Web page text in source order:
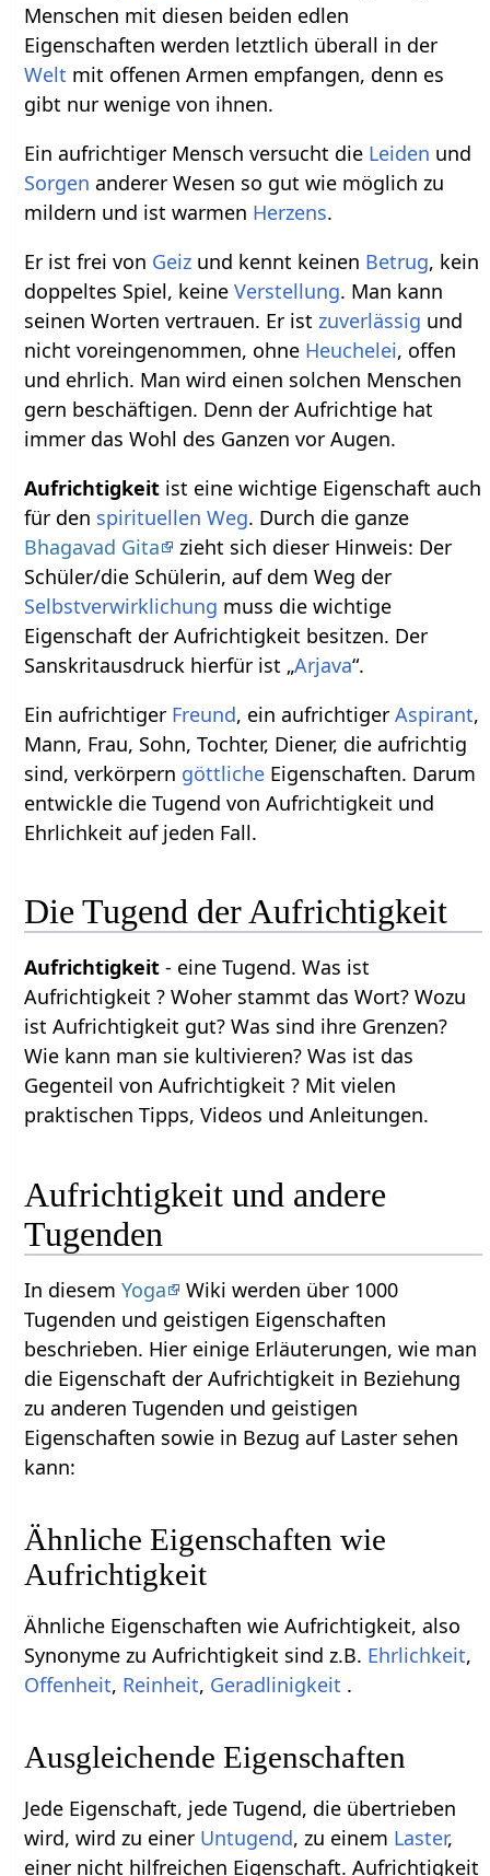
Menschen mit diesen beiden edlen
Eigenschaften werden letztlich überall in der
Welt mit offenen Armen empfangen, denn es
gibt nur wenige von ihnen.
Ein aufrichtiger Mensch versucht die Leiden und
Sorgen anderer Wesen so gut wie möglich zu
mildern und ist warmen Herzens.
Er ist frei von Geiz und kennt keinen Betrug, kein
doppeltes Spiel, keineVerstellung. Man kann
seinen Worten vertrauen. Er istzuverlässig und
nicht voreingenommen, ohne Heuchelei, offen
und ehrlich. Man wird einen solchen Menschen
gern beschäftigen. Denn der Aufrichtige hat
immer das Wohl des Ganzen vor Augen.
Aufrichtigkeit ist eine wichtige Eigenschaft auch
für den spirituellen Weg. Durch die ganze
Bhagavad Gita
zieht sich dieser Hinweis: Der
Schüler/die Schülerin, auf dem Weg der
Selbstverwirklichung muss die wichtige
Eigenschaft der Aufrichtigkeit besitzen. Der
Sanskritausdruck hierfür ist „Arjava“.
Ein aufrichtiger Freund, ein aufrichtigerAspirant,
Mann, Frau, Sohn, Tochter, Diener, die aufrichtig
sind, verkörpern göttliche Eigenschaften. Darum
entwickle die Tugend von Aufrichtigkeit und
Ehrlichkeit auf jeden Fall.
Die Tugend der Aufrichtigkeit
Aufrichtigkeit- eine Tugend. Was ist
Aufrichtigkeit ? Woher stammt das Wort? Wozu
ist Aufrichtigkeit gut? Was sind ihre Grenzen?
Wie kann man sie kultivieren? Was ist das
Gegenteil von Aufrichtigkeit ? Mit vielen
praktischen Tipps, Videos und Anleitungen.
Aufrichtigkeit und andere
Tugenden
In diesemYoga
Wiki werden über 1000
Tugenden und geistigen Eigenschaften
beschrieben. Hier einige Erläuterungen, wie man
die Eigenschaft der Aufrichtigkeit in Beziehung
zu anderen Tugenden und geistigen
Eigenschaften sowie in Bezug auf Laster sehen
kann:
Ähnliche Eigenschaften wie
Aufrichtigkeit
Ähnliche Eigenschaften wie Aufrichtigkeit, also
Synonyme zu Aufrichtigkeit sind z.B. Ehrlichkeit,
Offenheit, Reinheit, Geradlinigkeit .
Ausgleichende Eigenschaften
Jede Eigenschaft, jede Tugend, die übertrieben
wird, wird zu einer Untugend, zu einem Laster,
einer nicht hilfreichen Eigenschaft. Aufrichtigkeit